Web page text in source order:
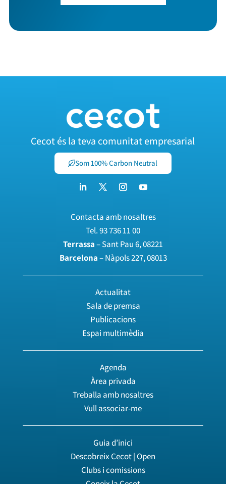
Cecot és la teva comunitat empresarial
Som 100% Carbon Neutral
Contacta amb nosaltres
Tel.93 736 11 00
Terrassa– Sant Pau 6, 08221
Barcelona– Nàpols 227, 08013
Actualitat
Sala de premsa
Publicacions
Espai multimèdia
Agenda
Àrea privada
Treballa amb nosaltres
Vull associar-me
Guia d’inici
Descobreix Cecot | Open
Clubs i comissions